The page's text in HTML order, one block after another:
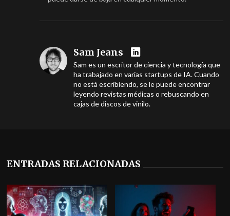
Sam Jeans
Sam es un escritor de ciencia y tecnología que
ha trabajado en varias startups de IA. Cuando
no está escribiendo, se le puede encontrar
leyendo revistas médicas o rebuscando en
cajas de discos de vinilo.
ENTRADAS RELACIONADAS